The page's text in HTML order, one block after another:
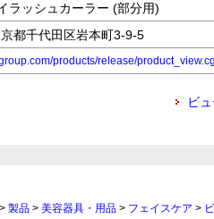
ラッシュカーラー (部分用)
都千代田区岩本町3-9-5
products/release/
ビ
> 製品 > 美容器具・用品 > フェイスケア >